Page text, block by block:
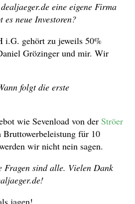
eine eigene Firma
es neue Investoren?
i.G. gehört zu jeweils 50%
Grözinger und mir. Wir
folgt die erste
wie Sevenload von der Ströer
für 10
wir nicht nein sagen.
Fragen sind alle. Vielen Dank